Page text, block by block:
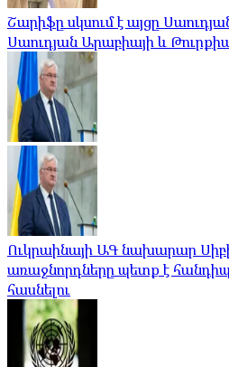
Շարիֆը սկսում է այցը
Սաուդյան Արաբիայի և
Ուկրաինայի ԱԳ նախարար
առաջնորդները պետք է
հասնելու